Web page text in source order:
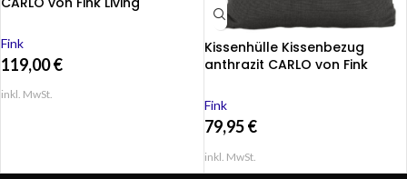
Fink
119,00€
inkl. MwSt.
Kissenhülle Kissenbezug
anthrazit CARLO von Fink
Fink
79,95€
inkl. MwSt.